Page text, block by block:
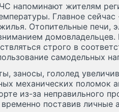
напоминают жителям
Главное
Отопительные печи,
домовладельцев.
строго в
самодельных
заносы, гололед
механических поломок
из-за неправильного
поставив личные